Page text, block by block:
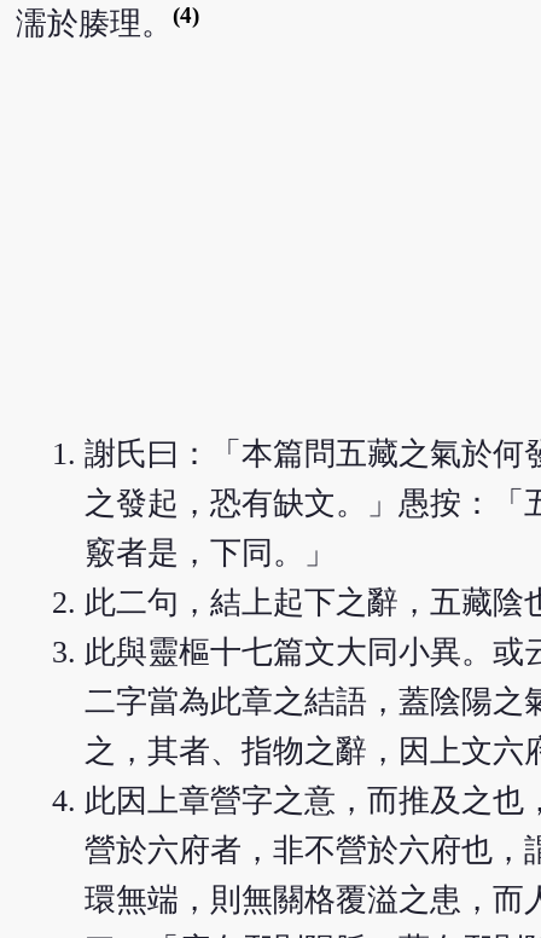
濡於腠理。
(4)
謝氏曰：「本篇問五藏之氣於何
之發起，恐有缺文。」愚按：
竅者是，下同。」
此二句，結上起下之辭，五藏
此與靈樞十七篇文大同小異。
二字當為此章之結語，蓋陰陽之
之，其者、指物之辭，因上文
此因上章營字之意，而推及之
營於六府者，非不營於六府也，
環無端，則無關格覆溢之患，而